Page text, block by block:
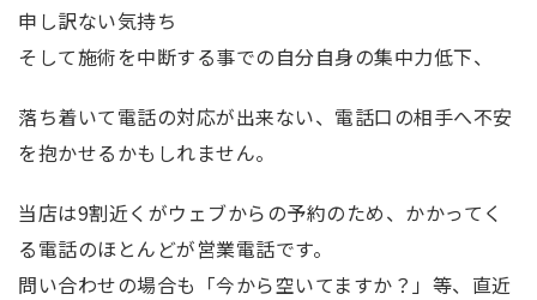
申し訳ない気持ち
そして施術を中断する事での自分自身の集中力低下、
落ち着いて電話の対応が出来ない、電話口の相手へ不安
を抱かせるかもしれません。
当店は9割近くがウェブからの予約のため、かかってく
る電話のほとんどが営業電話です。
問い合わせの場合も「今から空いてますか？」等、直近